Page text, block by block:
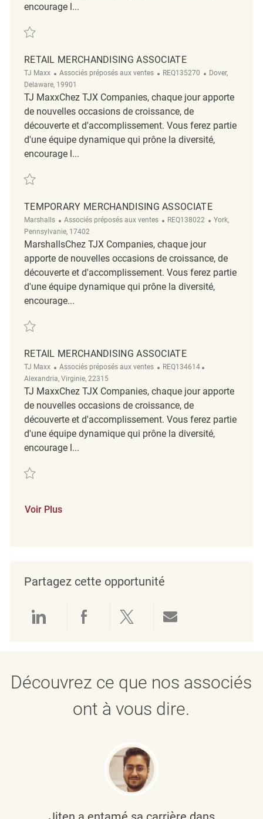
encourage l...
Sauvegarder Merchandising Associate REQ134400
RETAIL MERCHANDISING ASSOCIATE
TJ Maxx Catégorie
Associés préposés aux ventes ReqId
REQ135270 Emplacement
Dover,
Delaware, 19901
TJ MaxxChez TJX Companies, chaque jour apporte
de nouvelles occasions de croissance, de
découverte et d'accomplissement. Vous ferez partie
d'une équipe dynamique qui prône la diversité,
encourage l...
Sauvegarder Retail Merchandising Associate REQ135270
TEMPORARY MERCHANDISING ASSOCIATE
Marshalls Catégorie
Associés préposés aux ventes ReqId
REQ138022 Emplacement
York,
Pennsylvanie, 17402
MarshallsChez TJX Companies, chaque jour
apporte de nouvelles occasions de croissance, de
découverte et d'accomplissement. Vous ferez partie
d'une équipe dynamique qui prône la diversité,
encourage...
Sauvegarder Temporary Merchandising Associate REQ138022
RETAIL MERCHANDISING ASSOCIATE
TJ Maxx Catégorie
Associés préposés aux ventes ReqId
REQ134614
Alexandria, Virginie, 22315
TJ MaxxChez TJX Companies, chaque jour apporte
de nouvelles occasions de croissance, de
découverte et d'accomplissement. Vous ferez partie
d'une équipe dynamique qui prône la diversité,
encourage l...
Sauvegarder Retail Merchandising Associate REQ134614
Voir Plus
Partagez cette opportunité
Partager via LinkedIn
Partager via Facebook
Partager via twitter
Découvrez ce que nos associés
ont à vous dire.